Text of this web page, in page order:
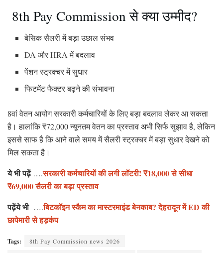
8th Pay Commission से क्या उम्मीद?
बेसिक सैलरी में बड़ा उछाल संभव
DA और HRA में बदलाव
पेंशन स्ट्रक्चर में सुधार
फिटमेंट फैक्टर बढ़ने की संभावना
8वां वेतन आयोग सरकारी कर्मचारियों के लिए बड़ा बदलाव लेकर आ सकता
है। हालांकि ₹72,000 न्यूनतम वेतन का प्रस्ताव अभी सिर्फ सुझाव है, लेकिन
इससे साफ है कि आने वाले समय में सैलरी स्ट्रक्चर में बड़ा सुधार देखने को
मिल सकता है।
ये भी पढ़ें….सरकारी कर्मचारियों की लगी लॉटरी! ₹18,000 से सीधा
₹69,000 सैलरी का बड़ा प्रस्ताव
पढ़ेंये भी ….बिटकॉइन स्कैम का मास्टरमाइंड बेनकाब? देहरादून में ED की
छापेमारी से हड़कंप
Tags:
8th Pay Commission news 2026